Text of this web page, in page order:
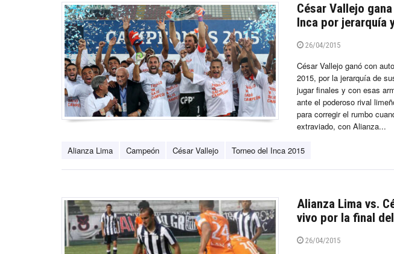
César Vallejo
Inca por jerarquía
26/04/2015
César Vallejo ganó con
2015, por la jerarquía de
jugar finales y con esas
ante el poderoso rival
para corregir el rumbo
extraviado, con Alianza...
Alianza Lima Campeón César Vallejo Torneo del Inca 2015
Alianza Lima vs.
vivo por la final
26/04/2015